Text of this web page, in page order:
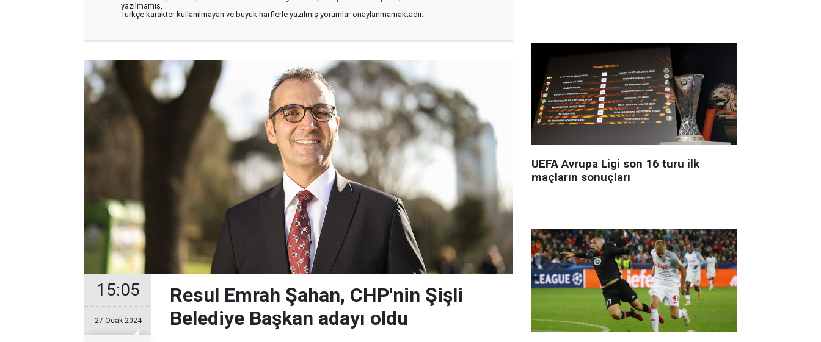
yazılmamış,
Türkçe karakter kullanılmayan ve büyük harflerle yazılmış yorumlar onaylanmamaktadır.
15:05
27 Ocak 2024
Resul Emrah Şahan, CHP'nin Şişli
Belediye Başkan adayı oldu
UEFA Avrupa Ligi son 16 turu ilk
maçların sonuçları